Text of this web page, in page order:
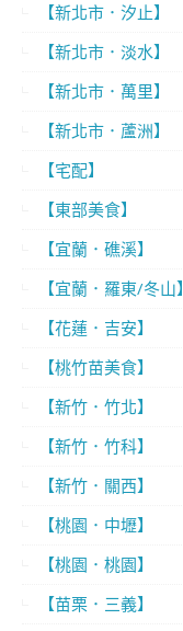
【新北市．汐止】
【新北市．淡水】
【新北市．萬里】
【新北市．蘆洲】
【宅配】
【東部美食】
【宜蘭．礁溪】
【宜蘭．羅東/冬山】
【花蓮．吉安】
【桃竹苗美食】
【新竹．竹北】
【新竹．竹科】
【新竹．關西】
【桃園．中壢】
【桃園．桃園】
【苗栗．三義】